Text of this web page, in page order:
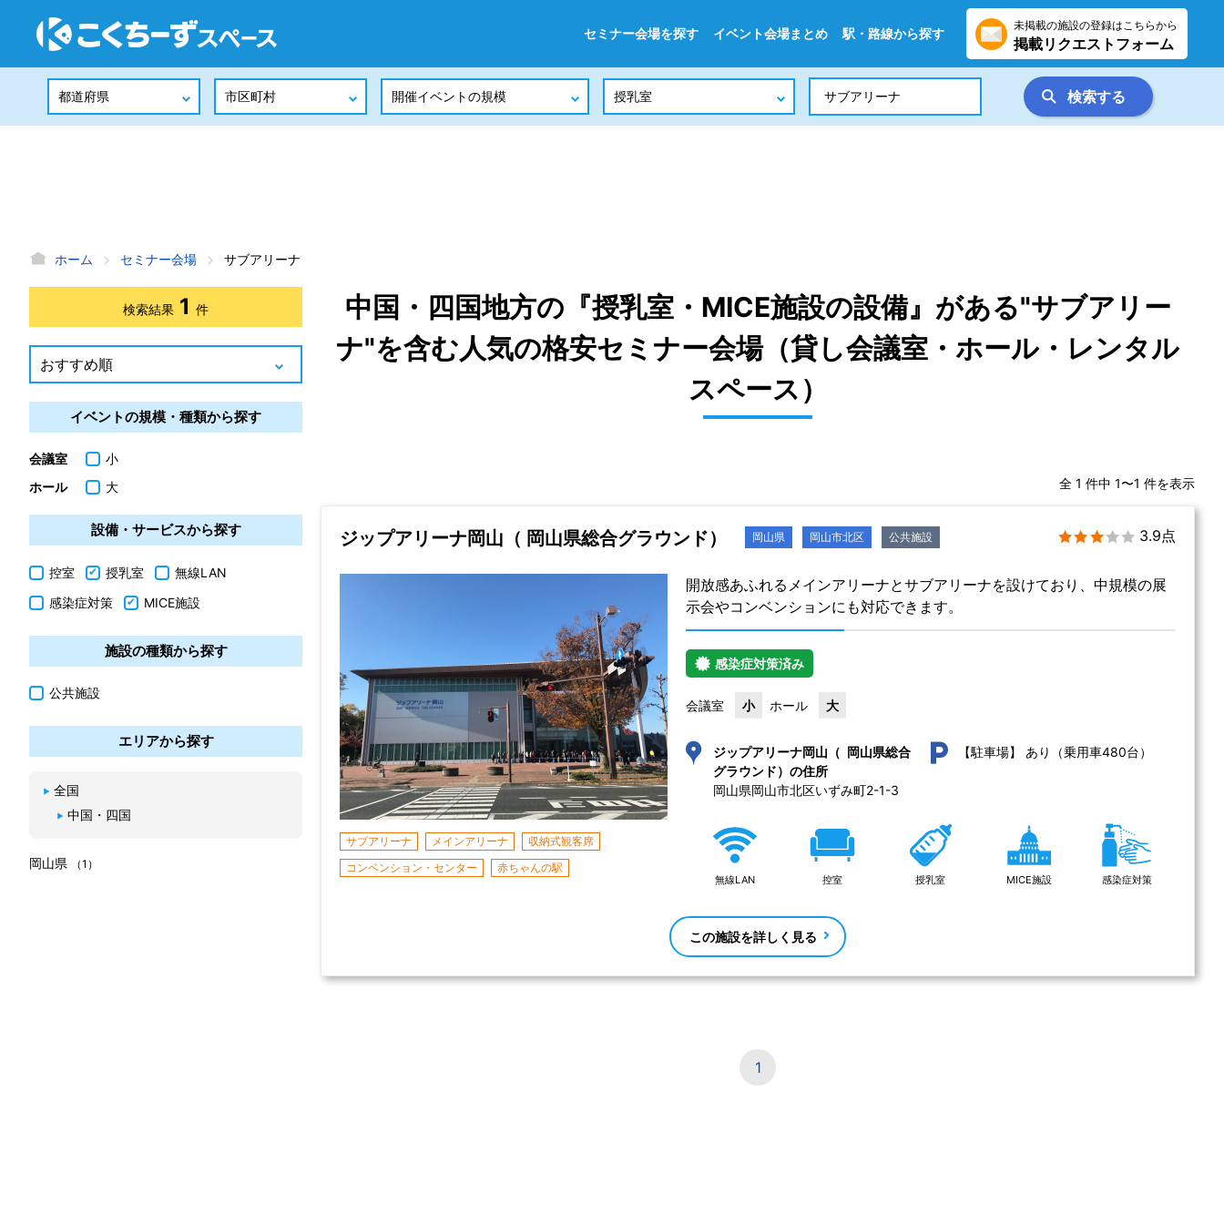
セミナー会場を探す イベント会場まとめ 駅・路線から探す
未掲載の施設の登録はこちらから
掲載リクエストフォーム
検索する
ホーム セミナー会場 サブアリーナ
中国・四国地方の『授乳室・MICE施設の設備』がある"サブアリー
ナ"を含む人気の格安セミナー会場（貸し会議室・ホール・レンタル
スペース）
全 1 件中 1〜1 件を表示
ジップアリーナ岡山（ 岡山県総合グラウンド） 岡山県 岡山市北区 公共施設 3.9点
サブアリーナ メインアリーナ
収納式観客席
コンベンション・センター
赤ちゃんの駅
開放感あふれるメインアリーナとサブアリーナを設けており、中規模の展
示会やコンベンションにも対応できます。
感染症対策済み
会議室 小 ホール 大
ジップアリーナ岡山（ 岡山県総合
グラウンド）の住所
岡山県岡山市北区いずみ町2-1-3
【駐車場】 あり（乗用車480台）
無線LAN 控室 授乳室 MICE施設 感染症対策
この施設を詳しく見る
1
検索結果 1 件
イベントの規模・種類から探す
会議室
小
ホール
大
設備・サービスから探す
控室 授乳室
無線LAN
感染症対策
MICE施設
施設の種類から探す
公共施設
エリアから探す
全国
中国・四国
岡山県 （1）